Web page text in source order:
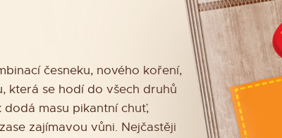
česneku, nového koření,
která se hodí do všech druhů
dodá masu pikantní chuť,
zajímavou vůni. Nejčastěji